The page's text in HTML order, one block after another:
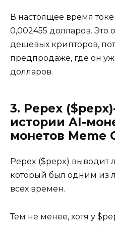
В настоящее время
0,002455 долларов. Это
дешевых крипторов,
предпродаже, где он
долларов.
3. Pepex
истории AI-
монетов Meme
Pepex ($pepx) выводит
который был одним из
всех времен.
Тем не менее, хотя у